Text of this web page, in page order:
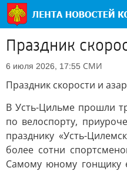
Праздник
6 июля 2026, 17:55 СМИ
Праздник скорости и
В Усть-Цильме прошли
по велоспорту,
празднику «Усть-
более сотни
Самому юному гонщику